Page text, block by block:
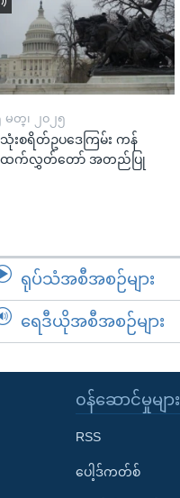
မတ္၊ ၂၀၂၅
းစရိတ်ဥပဒေကြမ်း ကန်
က်လွှတ်တော် အတည်ပြု
ရုပ်သံအစီအစဉ်များ
ရေဒီယိုအစီအစဉ်များ
၀န်ဆောင်မှုများ
RSS
ပေါ့ဒ်ကတ်စ်